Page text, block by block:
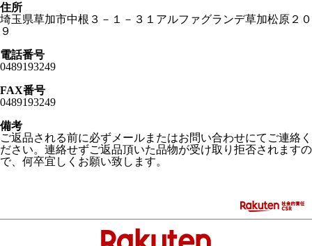
住所
埼玉県草加市中根３－１－３１アルファグランデ草加松原２０
９
電話番号
0489193249
FAX番号
0489193249
備考
ご返品される前に必ずメールまたはお問い合わせにてご連絡く
ださい。連絡せずご返品頂いた品物が受け取り拒否されますの
で、何卒宜しくお願い致します。